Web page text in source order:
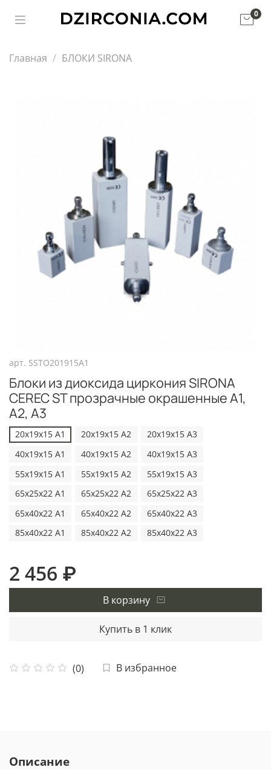
0
Главная БЛОКИ SIRONA
арт. SSTO201915А1
Блоки из диоксида циркония SIRONA
CEREC ST прозрачные окрашенные А1,
А2, А3
(0) В избранное
20x19x15 А1 20x19x15 А2
20x19x15 А3
40x19x15 А1
40x19x15 А2
40x19x15 А3
55x19x15 А1
55x19x15 А2
55x19x15 А3
65x25x22 А1
65x25x22 А2
65x25x22 А3
65x40x22 А1
65x40x22 А2
65x40x22 А3
85x40x22 А1
85x40x22 А2 85x40x22 А3
2 456 ₽
В корзину
Купить в 1 клик
Описание